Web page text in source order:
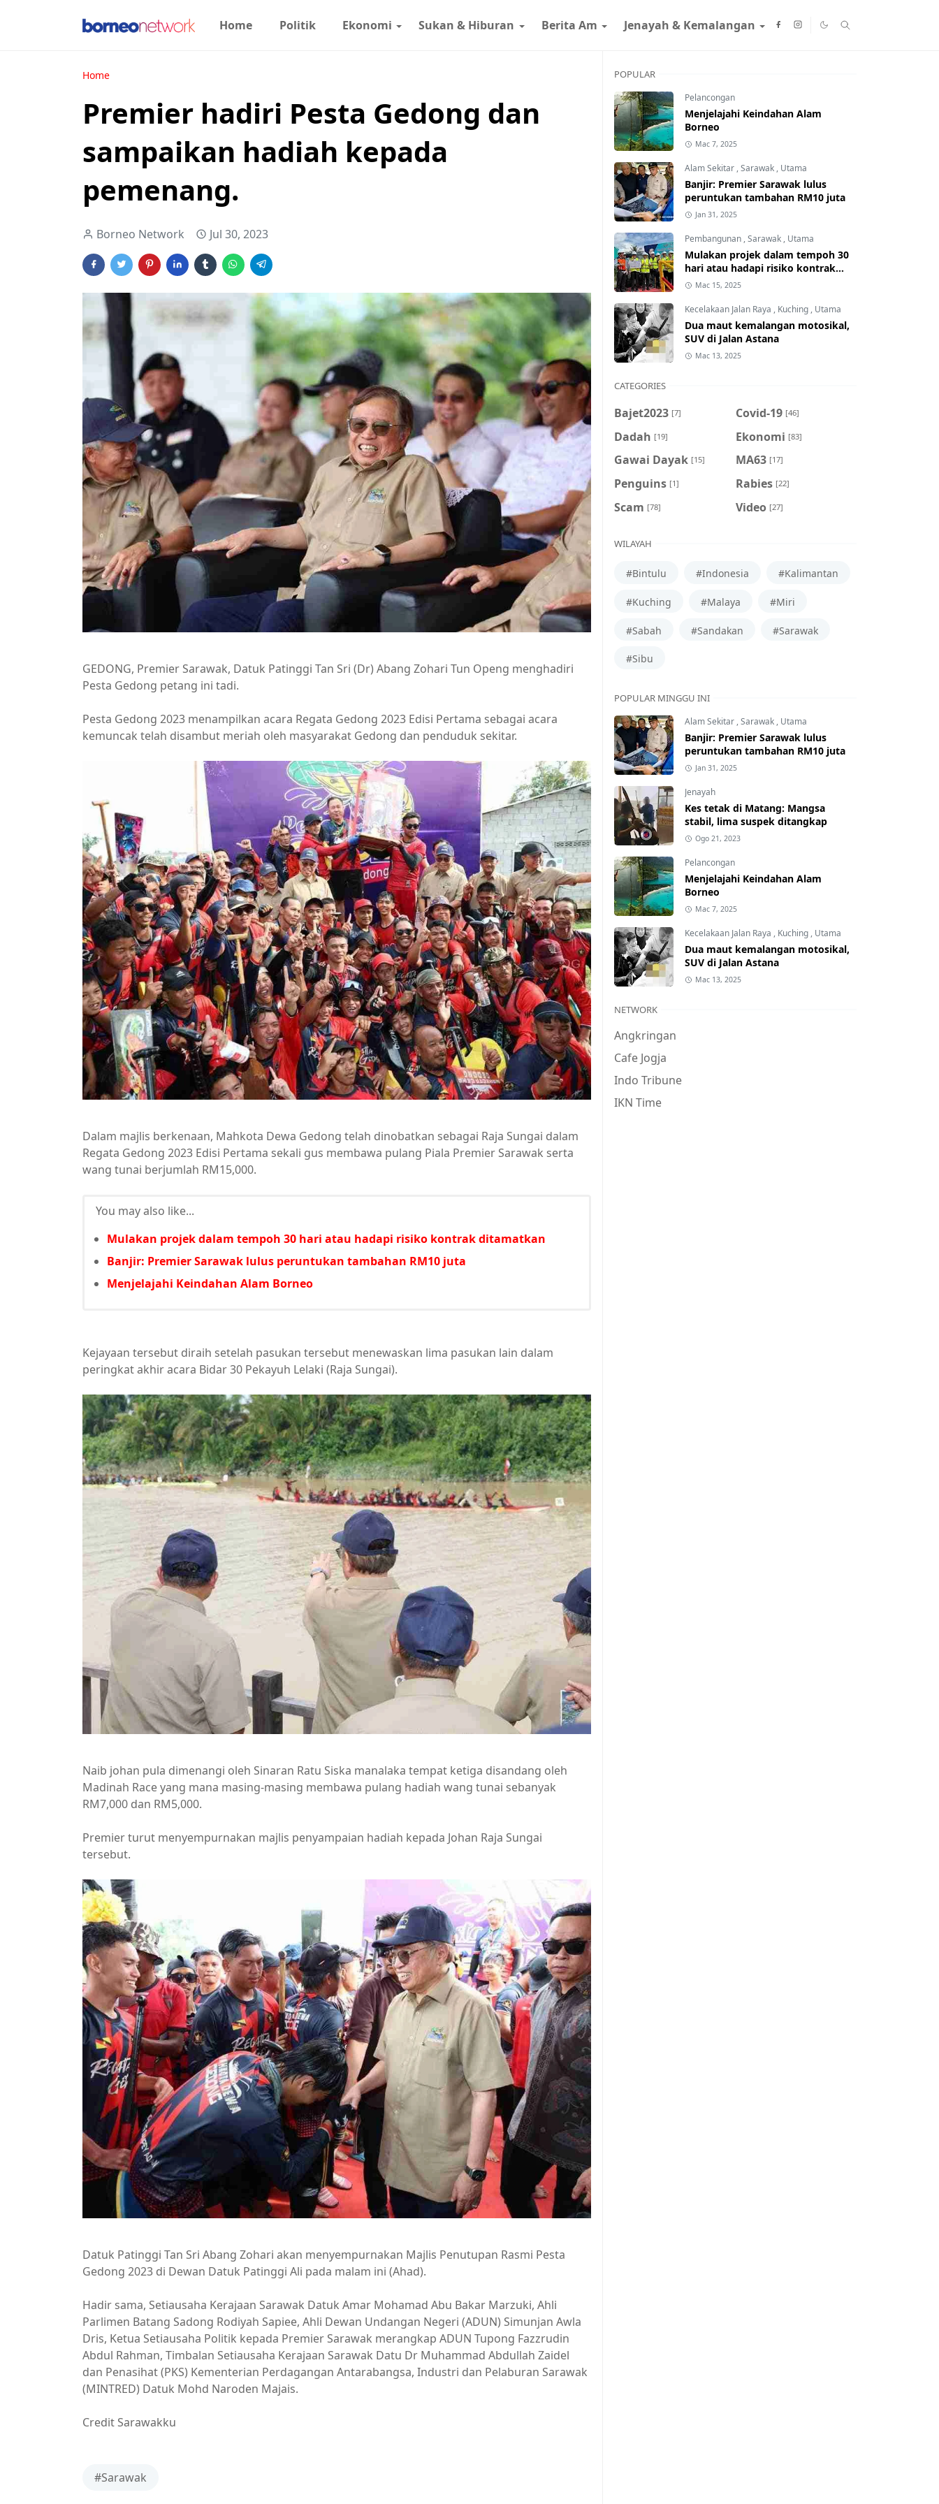
Home Politik Ekonomi Sukan & Hiburan Berita Am Jenayah & Kemalangan
Home
Premier hadiri Pesta Gedong dan
sampaikan hadiah kepada
pemenang.
Borneo Network Jul 30, 2023
GEDONG, Premier Sarawak, Datuk Patinggi Tan Sri (Dr) Abang Zohari Tun Openg menghadiri
Pesta Gedong petang ini tadi.
Pesta Gedong 2023 menampilkan acara Regata Gedong 2023 Edisi Pertama sebagai acara
kemuncak telah disambut meriah oleh masyarakat Gedong dan penduduk sekitar.
Dalam majlis berkenaan, Mahkota Dewa Gedong telah dinobatkan sebagai Raja Sungai dalam
Regata Gedong 2023 Edisi Pertama sekali gus membawa pulang Piala Premier Sarawak serta
wang tunai berjumlah RM15,000.
You may also like...
Mulakan projek dalam tempoh 30 hari atau hadapi risiko kontrak ditamatkan
Banjir: Premier Sarawak lulus peruntukan tambahan RM10 juta
Menjelajahi Keindahan Alam Borneo
Kejayaan tersebut diraih setelah pasukan tersebut menewaskan lima pasukan lain dalam
peringkat akhir acara Bidar 30 Pekayuh Lelaki (Raja Sungai).
Naib johan pula dimenangi oleh Sinaran Ratu Siska manalaka tempat ketiga disandang oleh
Madinah Race yang mana masing-masing membawa pulang hadiah wang tunai sebanyak
RM7,000 dan RM5,000.
Premier turut menyempurnakan majlis penyampaian hadiah kepada Johan Raja Sungai
tersebut.
Datuk Patinggi Tan Sri Abang Zohari akan menyempurnakan Majlis Penutupan Rasmi Pesta
Gedong 2023 di Dewan Datuk Patinggi Ali pada malam ini (Ahad).
Hadir sama, Setiausaha Kerajaan Sarawak Datuk Amar Mohamad Abu Bakar Marzuki, Ahli
Parlimen Batang Sadong Rodiyah Sapiee, Ahli Dewan Undangan Negeri (ADUN) Simunjan Awla
Dris, Ketua Setiausaha Politik kepada Premier Sarawak merangkap ADUN Tupong Fazzrudin
Abdul Rahman, Timbalan Setiausaha Kerajaan Sarawak Datu Dr Muhammad Abdullah Zaidel
dan Penasihat (PKS) Kementerian Perdagangan Antarabangsa, Industri dan Pelaburan Sarawak
(MINTRED) Datuk Mohd Naroden Majais.
Credit Sarawakku
#Sarawak
POPULAR
Pelancongan
Menjelajahi Keindahan Alam
Borneo
Mac 7, 2025
Alam Sekitar ,Sarawak , Utama
Banjir: Premier Sarawak lulus
peruntukan tambahan RM10 juta
Jan 31, 2025
Pembangunan ,Sarawak , Utama
Mulakan projek dalam tempoh 30
hari atau hadapi risiko kontrak
ditamatkan
Mac 15, 2025
Kecelakaan Jalan Raya , Kuching , Utama
Dua maut kemalangan motosikal,
SUV di Jalan Astana
Mac 13, 2025
CATEGORIES
Bajet2023 [7] Covid-19 [46]
Dadah [19] Ekonomi [83]
Gawai Dayak [15] MA63 [17]
Penguins [1] Rabies [22]
Scam [78] Video [27]
WILAYAH
#Bintulu #Indonesia #Kalimantan
#Kuching #Malaya #Miri
#Sabah #Sandakan #Sarawak
#Sibu
POPULAR MINGGU INI
Alam Sekitar ,Sarawak , Utama
Banjir: Premier Sarawak lulus
peruntukan tambahan RM10 juta
Jan 31, 2025
Jenayah
Kes tetak di Matang: Mangsa
stabil, lima suspek ditangkap
Ogo 21, 2023
Pelancongan
Menjelajahi Keindahan Alam
Borneo
Mac 7, 2025
Kecelakaan Jalan Raya , Kuching , Utama
Dua maut kemalangan motosikal,
SUV di Jalan Astana
Mac 13, 2025
NETWORK
Angkringan
Cafe Jogja
Indo Tribune
IKN Time